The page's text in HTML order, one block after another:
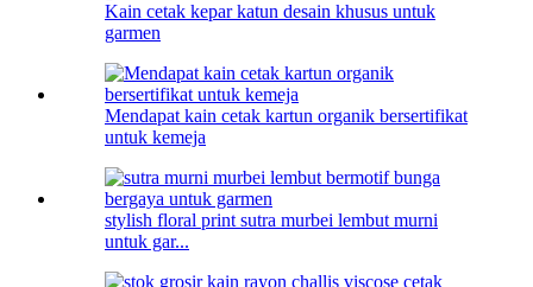
Kain cetak kepar katun desain khusus untuk
garmen
Mendapat kain cetak kartun organik bersertifikat
untuk kemeja
stylish floral print sutra murbei lembut murni
untuk gar...